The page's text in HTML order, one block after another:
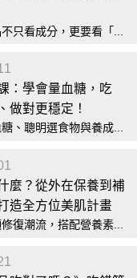
只看成分，更要看「...
：學會量血糖，吃
做對更穩定！
、聰明選食物與養成...
麼？從外在保養到補
造全方位美肌計畫
復潮流，搭配營養素...